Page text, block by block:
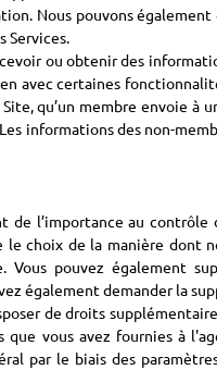
Nous pouvons
Services.
ou obtenir des
avec certaines
qu’un membre envoie
informations des non-
de l’importance au
choix de la manière dont
Vous pouvez également
également demander la
de droits
vous avez fournies à
par le biais des